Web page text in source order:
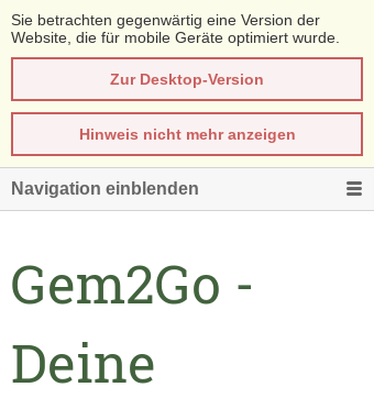
Sie betrachten gegenwärtig eine Version der
Website, die für mobile Geräte optimiert wurde.
Zur Desktop-Version
Hinweis nicht mehr anzeigen
Navigation einblenden
Gem2Go -
Deine